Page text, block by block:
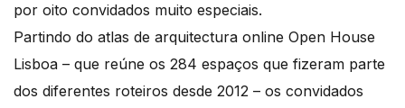
por oito convidados muito especiais.
Partindo do atlas de arquitectura online Open House
Lisboa – que reúne os 284 espaços que fizeram parte
dos diferentes roteiros desde 2012 – os convidados